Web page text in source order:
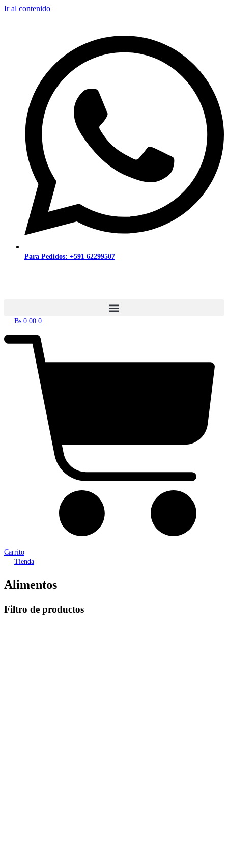
Ir al contenido
Para Pedidos: +591 62299507
Bs.0.00 0
Carrito
Tienda
Alimentos
Filtro de productos